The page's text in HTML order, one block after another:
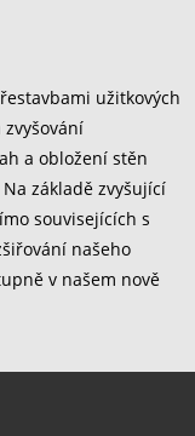
užitkových
a obložení stěn
základě zvyšující
souvisejících s
našeho
v našem nově